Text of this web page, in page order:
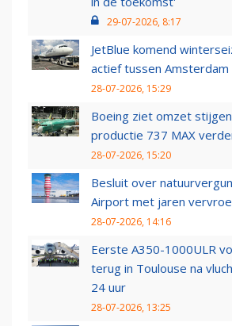
29-07-2026, 8:17
JetBlue komend
actief tussen Amsterdam
28-07-2026, 15:29
Boeing ziet omzet
productie 737 MAX
28-07-2026, 15:20
Besluit over
Airport met jaren
28-07-2026, 14:16
Eerste A350-1000ULR
terug in Toulouse na
24 uur
28-07-2026, 13:25